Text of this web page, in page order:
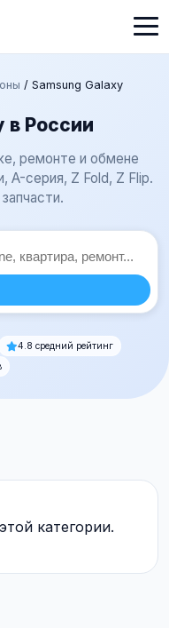
/ Samsung Galaxy
в России
ремонте и обмене
A-серия, Z Fold, Z Flip.
4.8 средний рейтинг
категории.